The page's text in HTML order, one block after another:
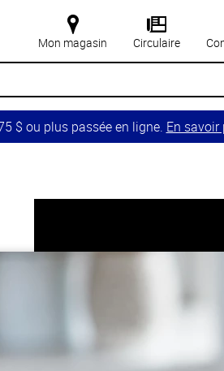
Mon magasin Circulaire
$ ou plus passée en ligne. En savoir